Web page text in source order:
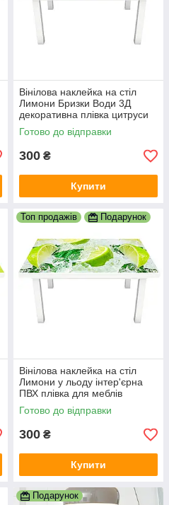
Вінілова наклейка на стіл
Лимони Бризки Води 3Д
декоративна плівка цитруси
Фрукти Жовтий 600х1200 мм
Готово до відправки
300 ₴
Купити
Топ продажів Подарунок
Вінілова наклейка на стіл
Лимони у льоду інтер'єрна
ПВХ плівка для меблів
цитруси м'ята Жовтий
600х1200 мм
Готово до відправки
300 ₴
Купити
Подарунок